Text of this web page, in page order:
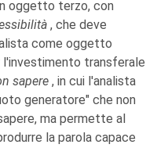
oggetto terzo, con
, che deve
come oggetto
transferale
sapere , in cui l'analista
generatore" che non
ma permette al
la parola capace